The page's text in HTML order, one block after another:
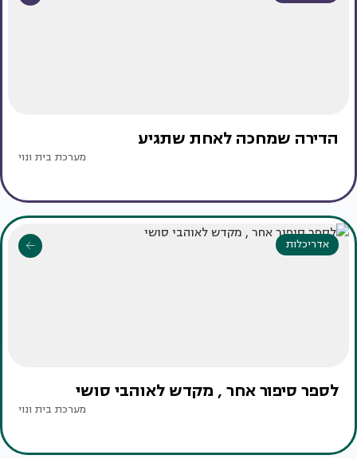
הדירה שמחכה לאחת שתגיע
מערכת בית ונוי
אדריכלות
לספר סיפור אחר , מקדש לאוהבי סושי
מערכת בית ונוי